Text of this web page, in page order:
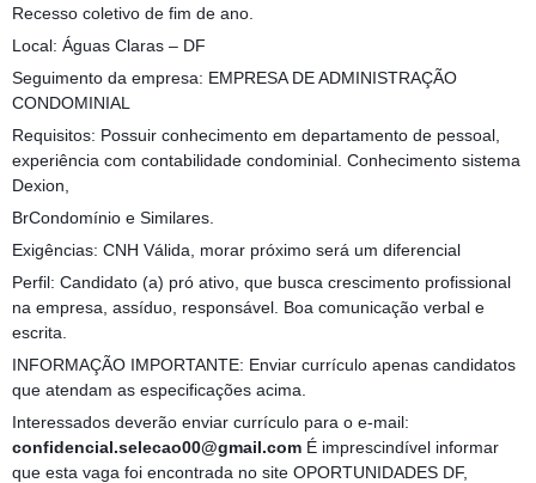
Recesso coletivo de fim de ano.
Local: Águas Claras – DF
Seguimento da empresa: EMPRESA DE ADMINISTRAÇÃO
CONDOMINIAL
Requisitos: Possuir conhecimento em departamento de pessoal,
experiência com contabilidade condominial. Conhecimento sistema
Dexion,
BrCondomínio e Similares.
Exigências: CNH Válida, morar próximo será um diferencial
Perfil: Candidato (a) pró ativo, que busca crescimento profissional
na empresa, assíduo, responsável. Boa comunicação verbal e
escrita.
INFORMAÇÃO IMPORTANTE: Enviar currículo apenas candidatos
que atendam as especificações acima.
Interessados deverão enviar currículo para o e-mail:
confidencial.selecao00@gmail.com É imprescindível informar
que esta vaga foi encontrada no site OPORTUNIDADES DF,